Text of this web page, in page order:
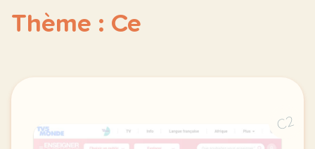
Thème : Ce
C2